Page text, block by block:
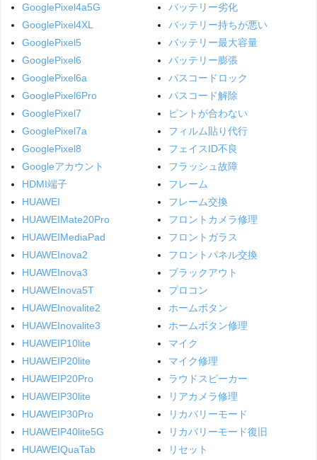
GooglePixel4a5G
GooglePixel4XL
GooglePixel5
GooglePixel6
GooglePixel6a
GooglePixel6Pro
GooglePixel7
GooglePixel7a
GooglePixel8
Googleアカウント
HDMI端子
HUAWEI
HUAWEIMate20Pro
HUAWEIMediaPad
HUAWEInova2
HUAWEInova3
HUAWEInova5T
HUAWEInovalite2
HUAWEInovalite3
HUAWEIP10lite
HUAWEIP20lite
HUAWEIP20Pro
HUAWEIP30lite
HUAWEIP30Pro
HUAWEIP40lite5G
HUAWEIQuaTab
バッテリー劣化
バッテリー持ちが悪い
バッテリー最大容量
バッテリー膨張
パスコードロック
パスコード解除
ピントが合わない
フィルム貼り代行
フェイスID不良
フラッシュ故障
フレーム
フレーム交換
フロントカメラ修理
フロントガラス
フロントパネル交換
ブラックアウト
プロコン
ホームボタン
ホームボタン修理
マイク
マイク修理
ラウドスピーカー
リアカメラ修理
リカバリーモード
リカバリーモード復旧
リセット